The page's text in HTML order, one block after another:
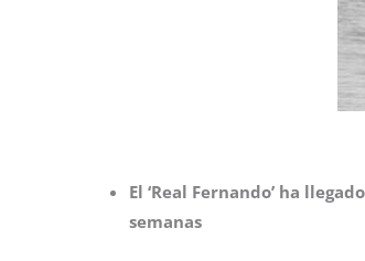
El ‘Real Fernando’ ha
semanas